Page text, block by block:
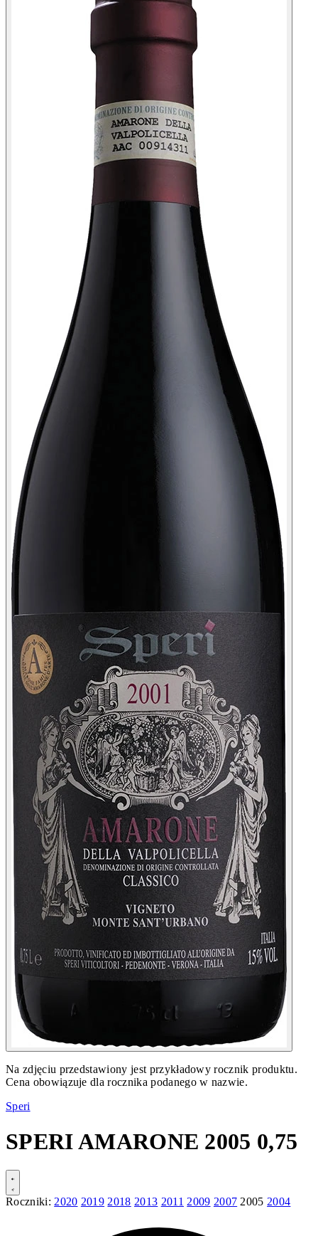
Na zdjęciu przedstawiony jest przykładowy rocznik produktu.
Cena obowiązuje dla rocznika podanego w nazwie.
Speri
SPERI AMARONE 2005 0,75
Roczniki: 2020 2019 2018 2013 2011 2009 2007 2005 2004